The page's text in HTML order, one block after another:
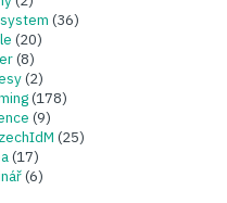
(36)
(20)
(8)
(2)
(178)
(9)
(25)
(17)
(6)